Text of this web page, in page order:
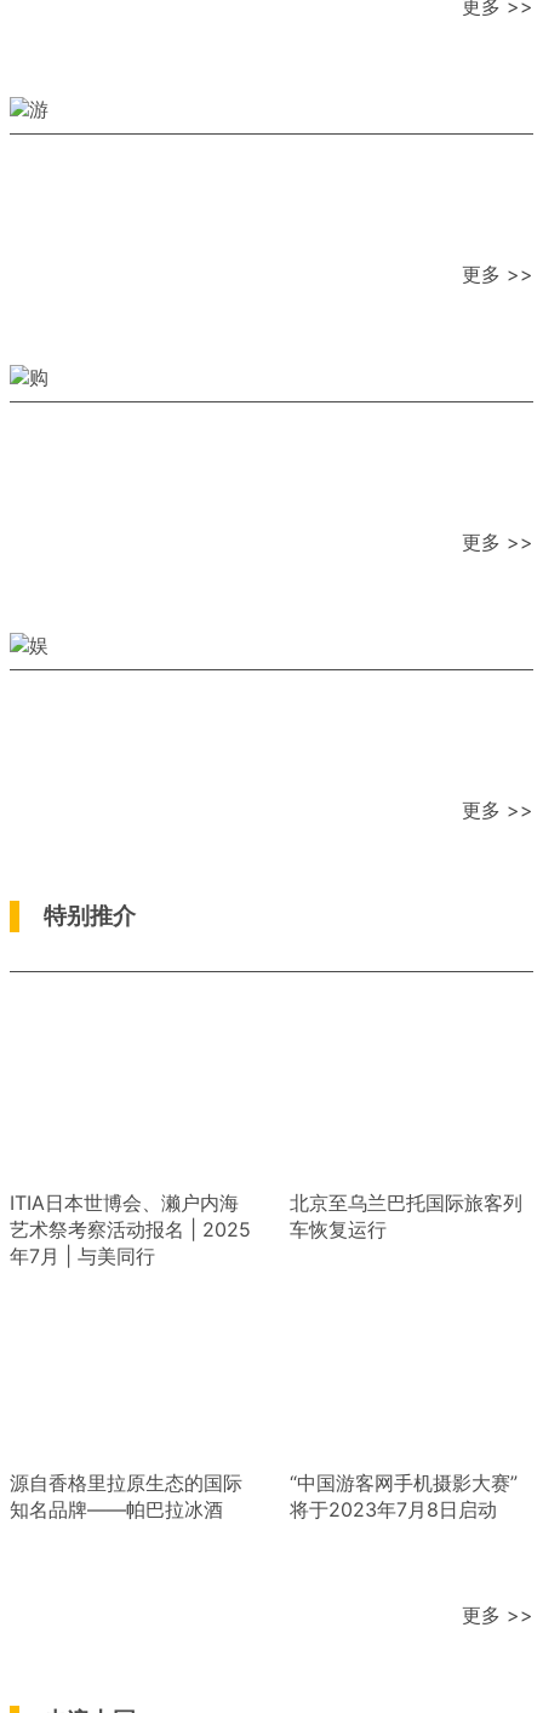
更多 >>
更多 >>
更多 >>
更多 >>
特别推介
ITIA日本世博会、濑户内海
艺术祭考察活动报名 | 2025
年7月 | 与美同行
北京至乌兰巴托国际旅客列
车恢复运行
源自香格里拉原生态的国际
知名品牌——帕巴拉冰酒
“中国游客网手机摄影大赛”
将于2023年7月8日启动
更多 >>